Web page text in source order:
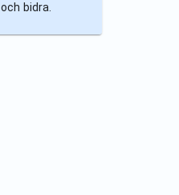
och bidra.